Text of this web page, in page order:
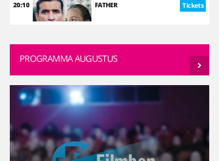
20:10 FATHER Tickets
PROGRAMMA AUGUSTUS